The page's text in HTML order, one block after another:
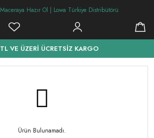
VE ÜZERİ ÜCRETSİZ KARGO
Ürün Bulunamadı.